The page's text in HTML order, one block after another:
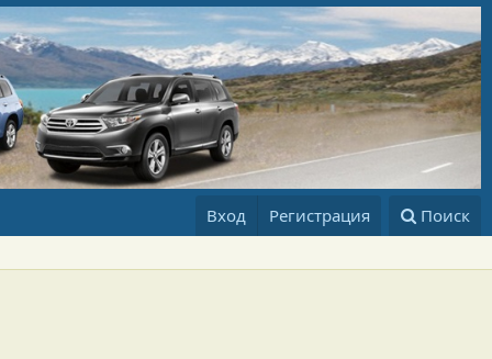
Вход Регистрация Поиск